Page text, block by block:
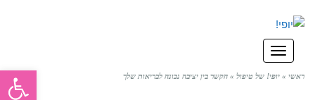
תפריט
ראשי » יופי! של טיפול » הקשר בין יציבה נכונה לבריאות שלך פתח